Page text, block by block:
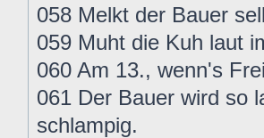
058 Melkt der Bauer
059 Muht die Kuh laut
060 Am 13., wenn's
061 Der Bauer wird so
schlampig.